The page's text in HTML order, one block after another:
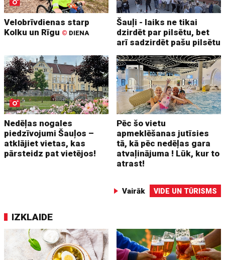
Velobrīvdienas starp
Kolku un Rīgu © DIENA
Šauļi - laiks ne tikai
dzirdēt par pilsētu, bet
arī sadzirdēt pašu pilsētu
Nedēļas nogales
piedzīvojumi Šauļos –
atklājiet vietas, kas
pārsteidz pat vietējos!
Pēc šo vietu
apmeklēšanas jutīsies
tā, kā pēc nedēļas gara
atvaļinājuma ! Lūk, kur to
atrast!
Vairāk VIDE UN TŪRISMS
IZKLAIDE